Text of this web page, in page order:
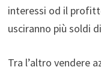
interessi od il
usciranno più soldi
Tra l’altro vendere